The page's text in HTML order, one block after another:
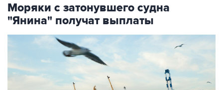
Моряки с затонувшего судна
"Янина" получат выплаты